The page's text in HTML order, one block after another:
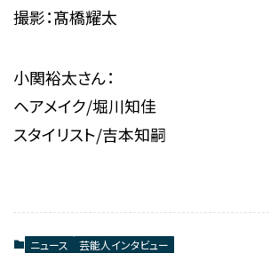
撮影：髙橋耀太
小関裕太さん：
ヘアメイク/堀川知佳
スタイリスト/吉本知嗣
ニュース 芸能人インタビュー